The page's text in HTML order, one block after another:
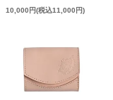
10,000円(税込11,000円)